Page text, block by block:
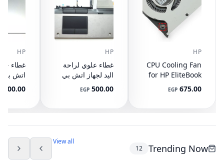
HP
CPU Cooling Fan
for HP EliteBook
745 G3 G4, 840
G3 G4, 848 G3
DC05V 0.50A
675.00
EGP
HP
غطاء علوي لراحة
اليد لجهاز اتش بي
مع تاتش باد
(مستعمل)
500.00
EGP
HP
400.00
Trending Now
12
View all